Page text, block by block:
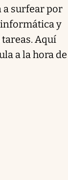
a surfear por
y
Aquí
a la hora de